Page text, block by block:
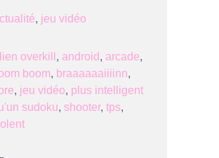
, jeu vidéo
overkill , android, arcade,
boom, braaaaaaiiiinn,
, jeu vidéo, plus intelligent
sudoku, shooter, tps,